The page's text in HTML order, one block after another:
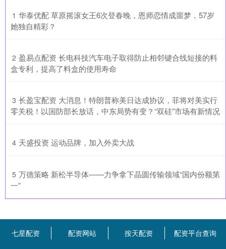
1 ​华泰优配 草原摇滚女王6次登春晚，恩师恋情成噩梦，57岁
她独自精彩？
2 ​盈易点配资 长电科技汽车电子取得防止相邻键合线短接的料
盒专利，提高了料盒的使用寿命
3 ​长盈宝配资 大消息！特朗普称美日达成协议，菲将对美实行
零关税！以国防部长放话，中东局势有变？“双硅”市场有新情况
4 ​天盛投资 运动品牌，加入外卖大战
5 ​万德策略 新松半导体——力争拿下晶圆传输领域“国内份额第
一”
七星配资 配资网站 按天配资 配资平台查询